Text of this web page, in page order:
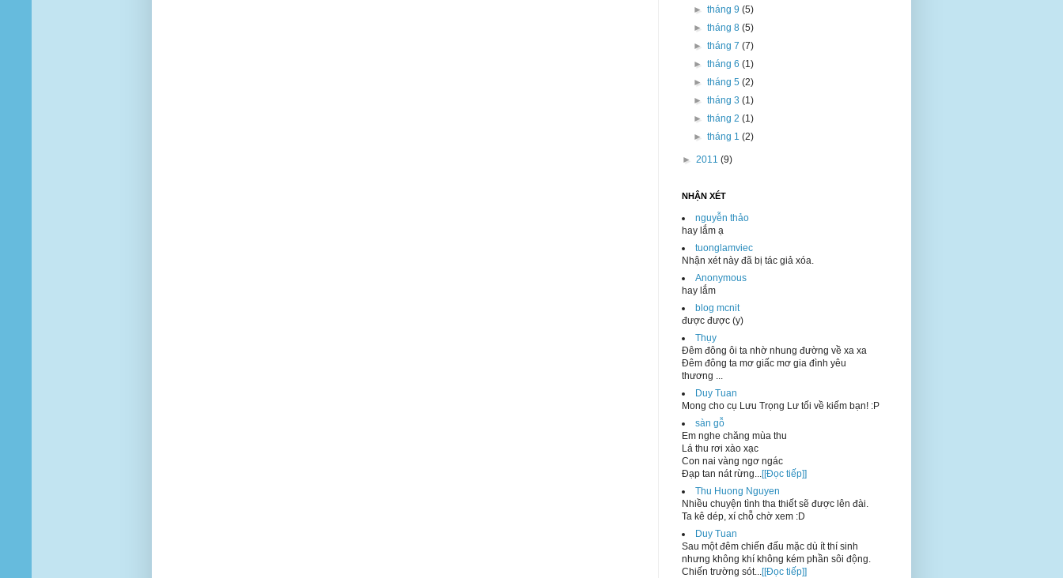
►tháng 9(5)
►tháng 8(5)
►tháng 7(7)
►tháng 6(1)
►tháng 5(2)
►tháng 3(1)
►tháng 2(1)
►tháng 1(2)
► 2011 (9)
NHẬN XÉT
nguyễn thảo
hay lắm ạ
tuonglamviec
Nhận xét này đã bị tác giả xóa.
Anonymous
hay lắm
blog mcnit
được được (y)
Thụy
Đêm đông ôi ta nhờ nhung đường về xa xa
Đêm đông ta mơ giấc mơ gia đình yêu
thương ...
Duy Tuan
Mong cho cụ Lưu Trọng Lư tối về kiếm bạn! :P
sàn gỗ
Em nghe chăng mùa thu
Lá thu rơi xào xạc
Con nai vàng ngơ ngác
Đạp tan nát rừng... [[Đọc tiếp]]
Thu Huong Nguyen
Nhiều chuyện tình tha thiết sẽ được lên đài.
Ta kê dép, xí chỗ chờ xem :D
Duy Tuan
Sau một đêm chiến đấu mặc dù ít thí sinh
nhưng không khí không kém phần sôi động.
Chiến trường sót... [[Đọc tiếp]]